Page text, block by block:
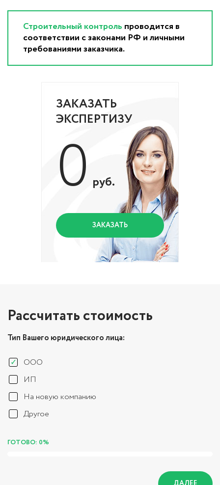
Строительный контроль проводится в
соответствии с законами РФ и личными
требованиями заказчика.
ЗАКАЗАТЬ
ЭКСПЕРТИЗУ
0 руб.
ЗАКАЗАТЬ
Рассчитать стоимость
Тип Вашего юридического лица:
ООО
ИП
На новую компанию
Другое
ГОТОВО: 0%